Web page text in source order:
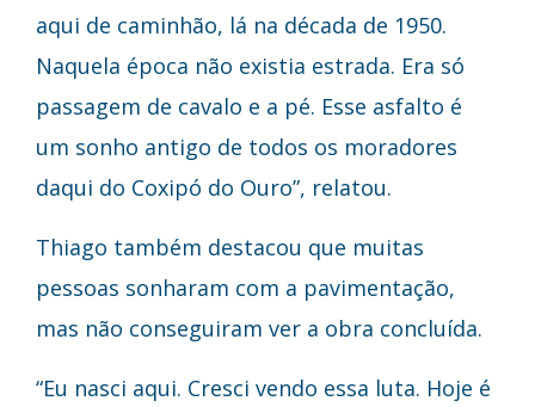
aqui de caminhão, lá na década de 1950.
Naquela época não existia estrada. Era só
passagem de cavalo e a pé. Esse asfalto é
um sonho antigo de todos os moradores
daqui do Coxipó do Ouro”, relatou.
Thiago também destacou que muitas
pessoas sonharam com a pavimentação,
mas não conseguiram ver a obra concluída.
“Eu nasci aqui. Cresci vendo essa luta. Hoje é